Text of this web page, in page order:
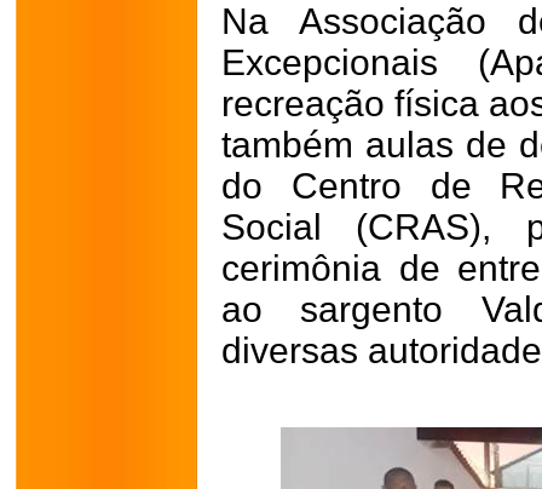
Na Associação
Excepcionais
recreação física
também aulas de
do Centro de
Social
cerimônia de
ao sargento
diversas